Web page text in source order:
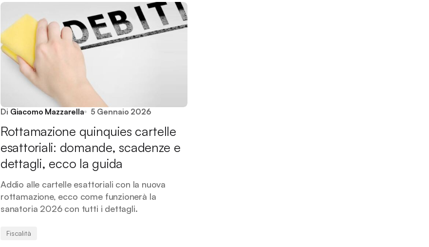
Di Giacomo Mazzarella 5 Gennaio 2026
Rottamazione quinquies cartelle
esattoriali: domande, scadenze e
dettagli, ecco la guida
Addio alle cartelle esattoriali con la nuova
rottamazione, ecco come funzionerà la
sanatoria 2026 con tutti i dettagli.
Fiscalità